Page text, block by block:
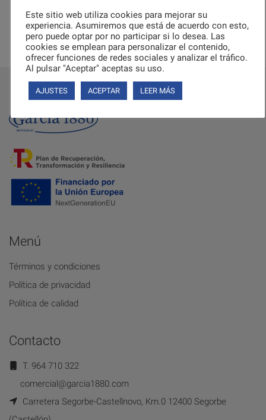
Anterior 1 2 3 4 5
6
7
8 Siguiente
Menú
Términos y condiciones
Política de privacidad
Política de calidad
Contacto
T. 964 710 322
comercial@garcia1880.com
Carretera Segorbe-Castellnovo, Km.0 12400 Segorbe
Este sitio web utiliza cookies para mejorar su
experiencia. Asumiremos que está de acuerdo con esto,
pero puede optar por no participar si lo desea. Las
cookies se emplean para personalizar el contenido,
ofrecer funciones de redes sociales y analizar el tráfico.
Al pulsar "Aceptar" aceptas su uso.
AJUSTES ACEPTAR LEER MÁS